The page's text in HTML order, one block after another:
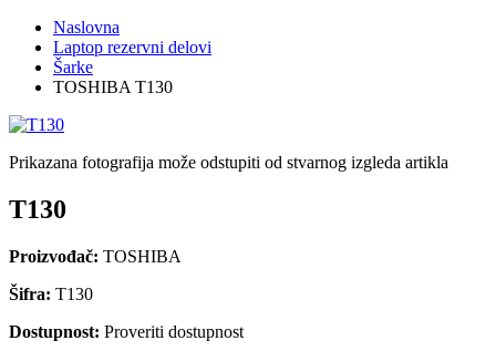
Naslovna
Laptop rezervni delovi
Šarke
TOSHIBA T130
Prikazana fotografija može odstupiti od stvarnog izgleda artikla
T130
Proizvođač: TOSHIBA
Šifra: T130
Dostupnost: Proveriti dostupnost